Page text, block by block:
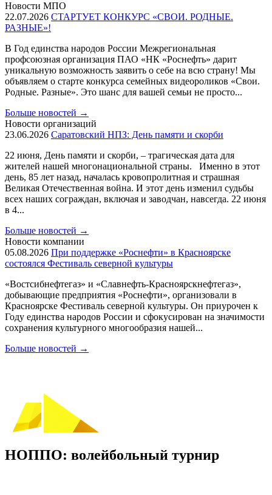
Новости МПО
22.07.2026 СТАРТУЕТ КОНКУРС «СВОИ. РОДНЫЕ.
РАЗНЫЕ»!
В Год единства народов России Межрегиональная
профсоюзная организация ПАО «НК «Роснефть» дарит
уникальную возможность заявить о себе на всю страну! Мы
объявляем о старте конкурса семейных видеороликов «Свои.
Родные. Разные». Это шанс для вашей семьи не просто...
Больше новостей →
Новости организаций
23.06.2026 Саратовский НПЗ: День памяти и скорби
22 июня, День памяти и скорби, – трагическая дата для
жителей нашей многонациональной страны. Именно в этот
день, 85 лет назад, началась кровопролитная и страшная
Великая Отечественная война. И этот день изменил судьбы
всех наших сограждан, включая и заводчан, навсегда. 22 июня
в 4...
Больше новостей →
Новости компании
05.08.2026 При поддержке «Роснефти» в Красноярске
состоялся Фестиваль северной культуры
«Востсибнефтегаз» и «Славнефть-Красноярскнефтегаз»,
добывающие предприятия «Роснефти», организовали в
Красноярске Фестиваль северной культуры. Он приурочен к
Году единства народов России и сфокусирован на значимости
сохранения культурного многообразия нашей...
Больше новостей →
НОППО: волейбольный турнир